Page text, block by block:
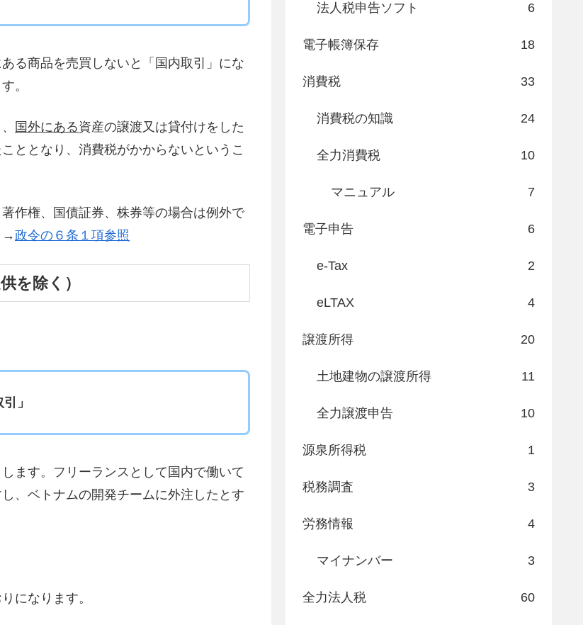
る商品を売買しないと「国内取引」にな
。
国外にある資産の譲渡又は貸付けをした
ととなり、消費税がかからないというこ
作権、国債証券、株券等の場合は例外で
→政令の６条１項参照
を除く）
」
ます。フリーランスとして国内で働いて
、ベトナムの開発チームに外注したとす
になります。
法人税申告ソフト 6
電子帳簿保存 18
消費税 33
消費税の知識 24
全力消費税 10
マニュアル 7
電子申告 6
e-Tax 2
eLTAX 4
譲渡所得 20
土地建物の譲渡所得 11
全力譲渡申告 10
源泉所得税 1
税務調査 3
労務情報 4
マイナンバー 3
全力法人税 60